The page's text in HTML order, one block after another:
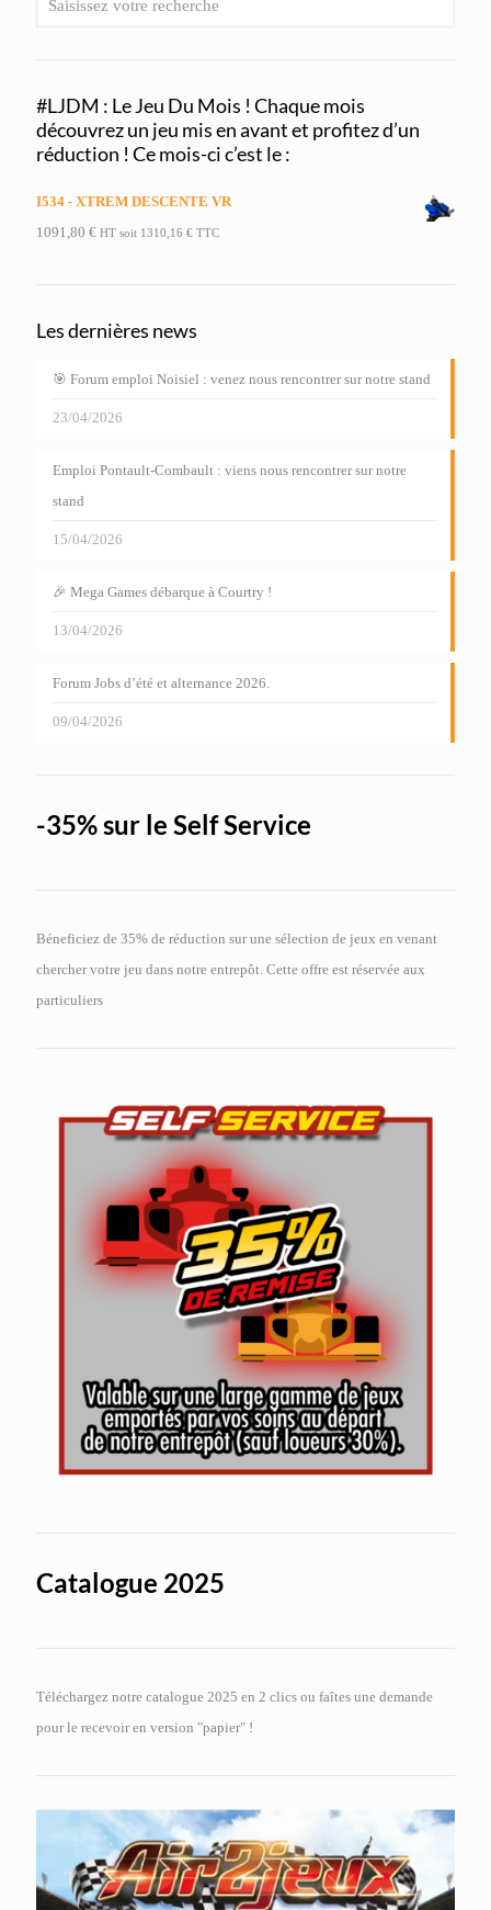
#LJDM : Le Jeu Du Mois ! Chaque mois
découvrez un jeu mis en avant et profitez d’un
réduction ! Ce mois-ci c’est le :
I534 - XTREM DESCENTE VR
1091,80 € HT soit 1310,16 € TTC
Les dernières news
🎯 Forum emploi Noisiel : venez nous rencontrer sur notre stand
23/04/2026
Emploi Pontault-Combault : viens nous rencontrer sur notre
stand
15/04/2026
🎉 Mega Games débarque à Courtry !
13/04/2026
Forum Jobs d’été et alternance 2026.
09/04/2026
-35% sur le Self Service
Béneficiez de 35% de réduction sur une sélection de jeux en venant
chercher votre jeu dans notre entrepôt. Cette offre est réservée aux
particuliers
Catalogue 2025
Téléchargez notre catalogue 2025 en 2 clics ou faîtes une demande
pour le recevoir en version "papier" !